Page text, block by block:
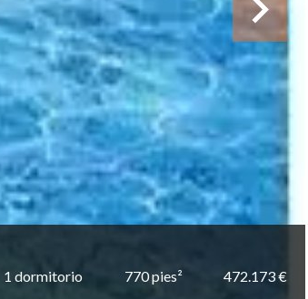
1 dormitorio 770 pies² 472.173 €